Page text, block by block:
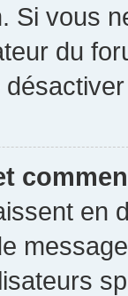
Si vous
du
en